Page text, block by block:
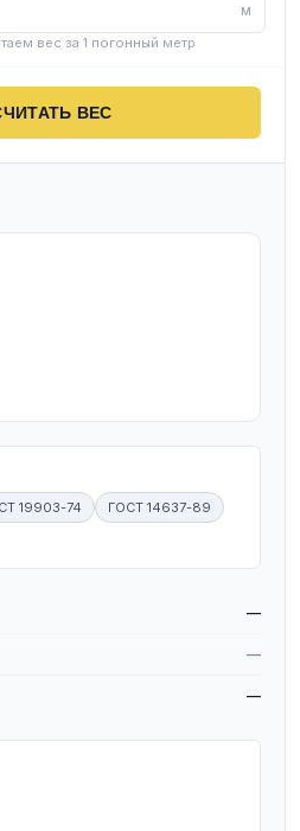
м
вес за 1 погонный метр
ВЕС
19903-74
ГОСТ 14637-89
—
—
—